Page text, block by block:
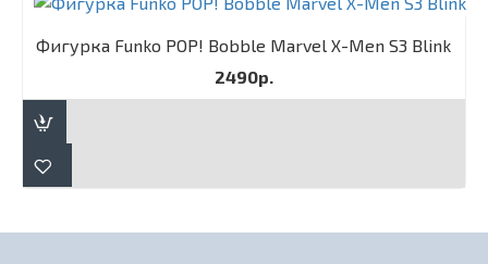
Фигурка Funko POP! Bobble Marvel X-Men S3 Blink
2490р.